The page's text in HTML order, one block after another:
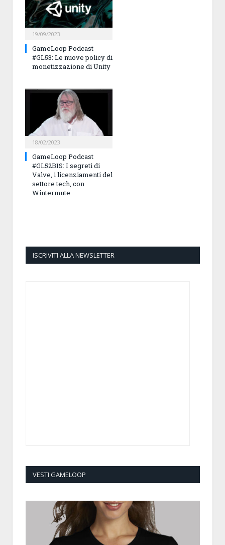
19/09/2023
GameLoop Podcast
#GL53: Le nuove policy di
monetizzazione di Unity
18/02/2023
GameLoop Podcast
#GL52BIS: I segreti di
Valve, i licenziamenti del
settore tech, con
Wintermute
ISCRIVITI ALLA NEWSLETTER
VESTI GAMELOOP